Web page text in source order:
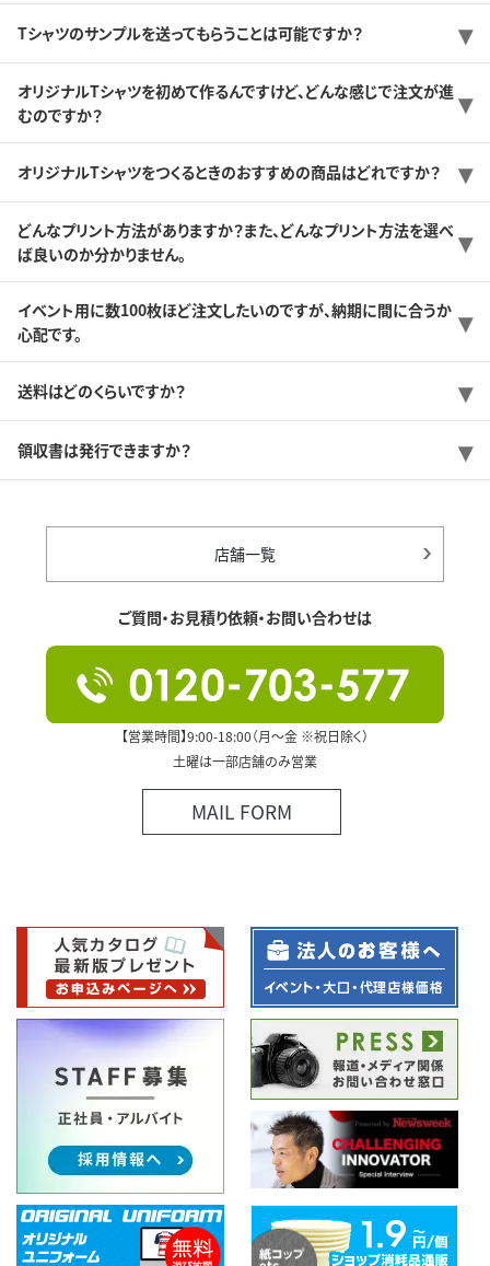
Tシャツのサンプルを送ってもらうことは可能ですか？
オリジナルTシャツを初めて作るんですけど、どんな感じで注文が進
むのですか？
オリジナルTシャツをつくるときのおすすめの商品はどれですか？
どんなプリント方法がありますか？また、どんなプリント方法を選べ
ば良いのか分かりません。
イベント用に数100枚ほど注文したいのですが、納期に間に合うか
心配です。
送料はどのくらいですか？
領収書は発行できますか？
店舗一覧
ご質問・お見積り依頼・お問い合わせは
【営業時間】9:00-18:00（月～金 ※祝日除く）
土曜は一部店舗のみ営業
MAIL FORM